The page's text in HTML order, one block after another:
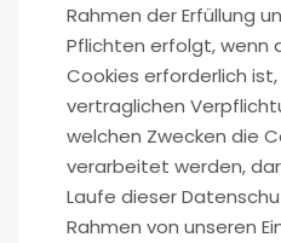
Rahmen der Erfüllung
Pflichten erfolgt, wenn
Cookies erforderlich
vertraglichen
welchen Zwecken die
verarbeitet werden,
Laufe dieser
Rahmen von unseren